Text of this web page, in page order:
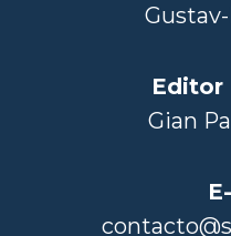
Editor
Gian